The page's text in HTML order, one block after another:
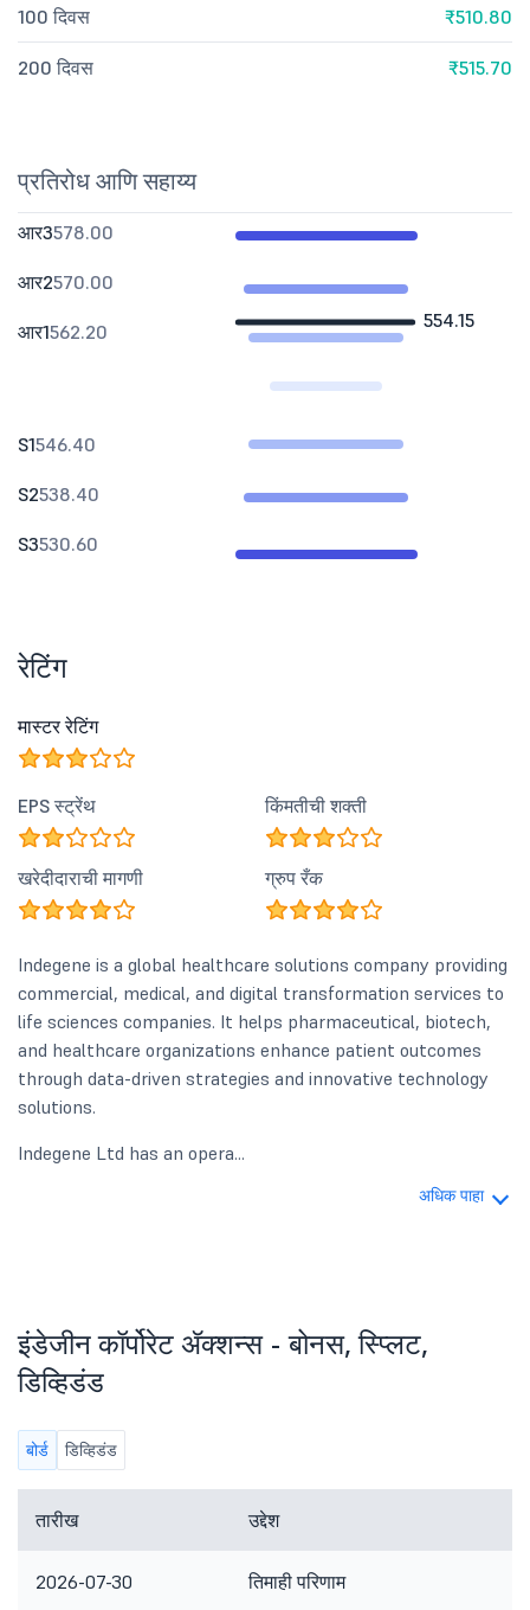
100 दिवस ₹510.80
200 दिवस ₹515.70
प्रतिरोध आणि सहाय्य
554.15
आर3578.00
आर2570.00
आर1562.20
S1546.40
S2538.40
S3530.60
रेटिंग
मास्टर रेटिंग
EPS स्ट्रेंथ किंमतीची शक्ती
खरेदीदाराची मागणी ग्रुप रँक
Indegene is a global healthcare solutions company providing
commercial, medical, and digital transformation services to
life sciences companies. It helps pharmaceutical, biotech,
and healthcare organizations enhance patient outcomes
through data-driven strategies and innovative technology
solutions.
Indegene Ltd has an opera...
अधिक पाहा
इंडेजीन कॉर्पोरेट ॲक्शन्स - बोनस, स्प्लिट,
डिव्हिडंड
बोर्ड डिव्हिडंड
तारीख उद्देश
2026-07-30 तिमाही परिणाम